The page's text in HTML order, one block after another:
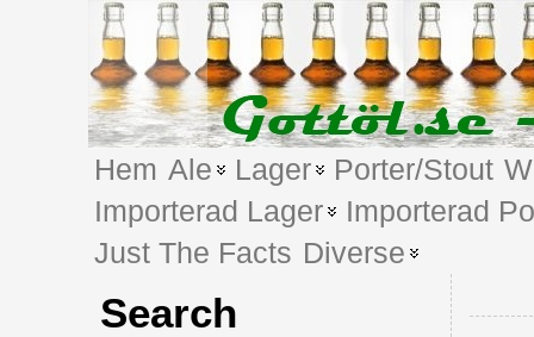
Hem Ale Lager Porter/Stout
Importerad Lager
Importerad
Just The Facts Diverse
Search